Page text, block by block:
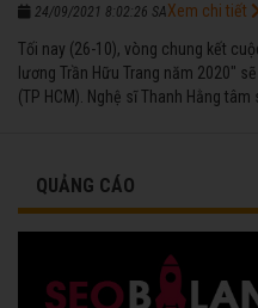
24/09/2021 8:02:26 SA
Tối nay (26-10), vòng chung kết
lương Trần Hữu Trang năm 2020"
(TP HCM). Nghệ sĩ Thanh Hằng
Xem chi tiết
QUẢNG CÁO